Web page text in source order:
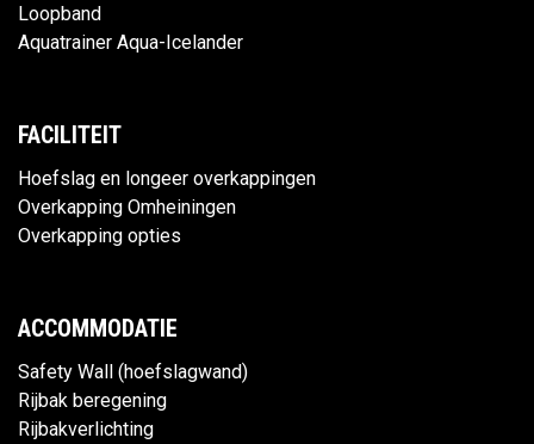
Loopband
Aquatrainer Aqua-Icelander
FACILITEIT
Hoefslag en longeer overkappingen
Overkapping Omheiningen
Overkapping opties
ACCOMMODATIE
Safety Wall (hoefslagwand)
Rijbak beregening
Rijbakverlichting